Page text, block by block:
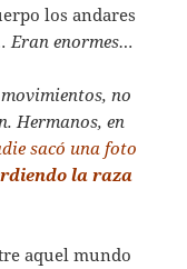
los andares
Eran enormes…
no
Hermanos, en
sacó una foto
la raza
aquel mundo